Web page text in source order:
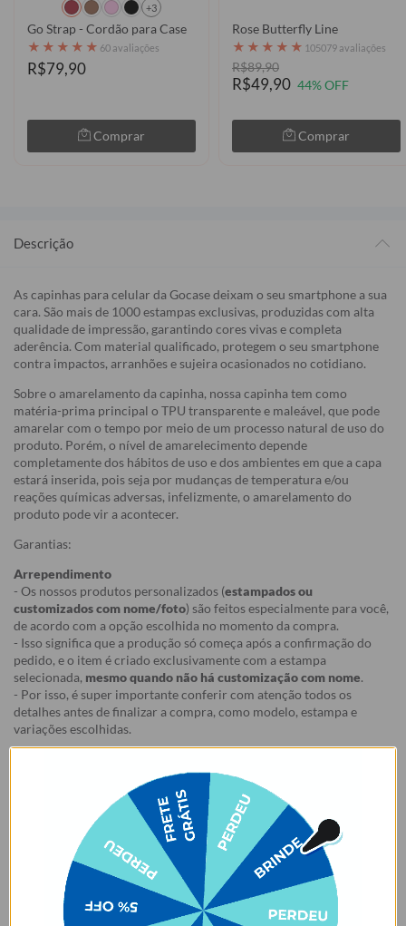
+3
Go Strap - Cordão para Case
★ ★ ★ ★ ★ 60 avaliações
R$79,90
Comprar
Rose Butterfly Line
★ ★ ★ ★ ★ 105079 avaliações
R$89,90
R$49,90 44% OFF
Comprar
Descrição
As capinhas para celular da Gocase deixam o seu smartphone a sua
cara. São mais de 1000 estampas exclusivas, produzidas com alta
qualidade de impressão, garantindo cores vivas e completa
aderência. Com material qualificado, protegem o seu smartphone
contra impactos, arranhões e sujeira ocasionados no cotidiano.
Sobre o amarelamento da capinha, nossa capinha tem como
matéria-prima principal o TPU transparente e maleável, que pode
amarelar com o tempo por meio de um processo natural de uso do
produto. Porém, o nível de amarelecimento depende
completamente dos hábitos de uso e dos ambientes em que a capa
estará inserida, pois seja por mudanças de temperatura e/ou
reações químicas adversas, infelizmente, o amarelamento do
produto pode vir a acontecer.
Garantias:
Arrependimento
- Os nossos produtos personalizados (estampados ou
customizados com nome/foto) são feitos especialmente para você,
de acordo com a opção escolhida no momento da compra.
- Isso significa que a produção só começa após a confirmação do
pedido, e o item é criado exclusivamente com a estampa
selecionada, mesmo quando não há customização com nome.
- Por isso, é super importante conferir com atenção todos os
detalhes antes de finalizar a compra, como modelo, estampa e
variações escolhidas.
cancelamentos ou alterações, pois o produto não pode retornar
- Descascamento: 6 meses;
- Amarelamento: 6 meses;
- Demais defeitos de fábrica: 3 meses.
Ei, atenção aí!